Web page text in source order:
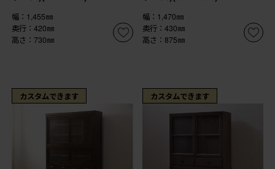
幅：1,455㎜
奥行：420㎜
高さ：730㎜
幅：1,470㎜
奥行：430㎜
高さ：875㎜
カスタムできます カスタムできます